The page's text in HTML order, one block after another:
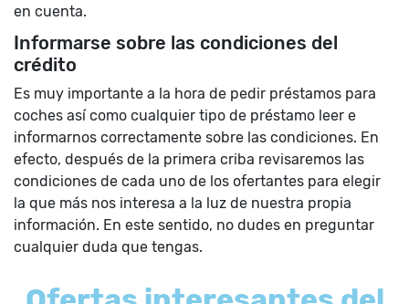
en cuenta.
Informarse sobre las condiciones del
crédito
Es muy importante a la hora de pedir préstamos para
coches así como cualquier tipo de préstamo leer e
informarnos correctamente sobre las condiciones. En
efecto, después de la primera criba revisaremos las
condiciones de cada uno de los ofertantes para elegir
la que más nos interesa a la luz de nuestra propia
información. En este sentido, no dudes en preguntar
cualquier duda que tengas.